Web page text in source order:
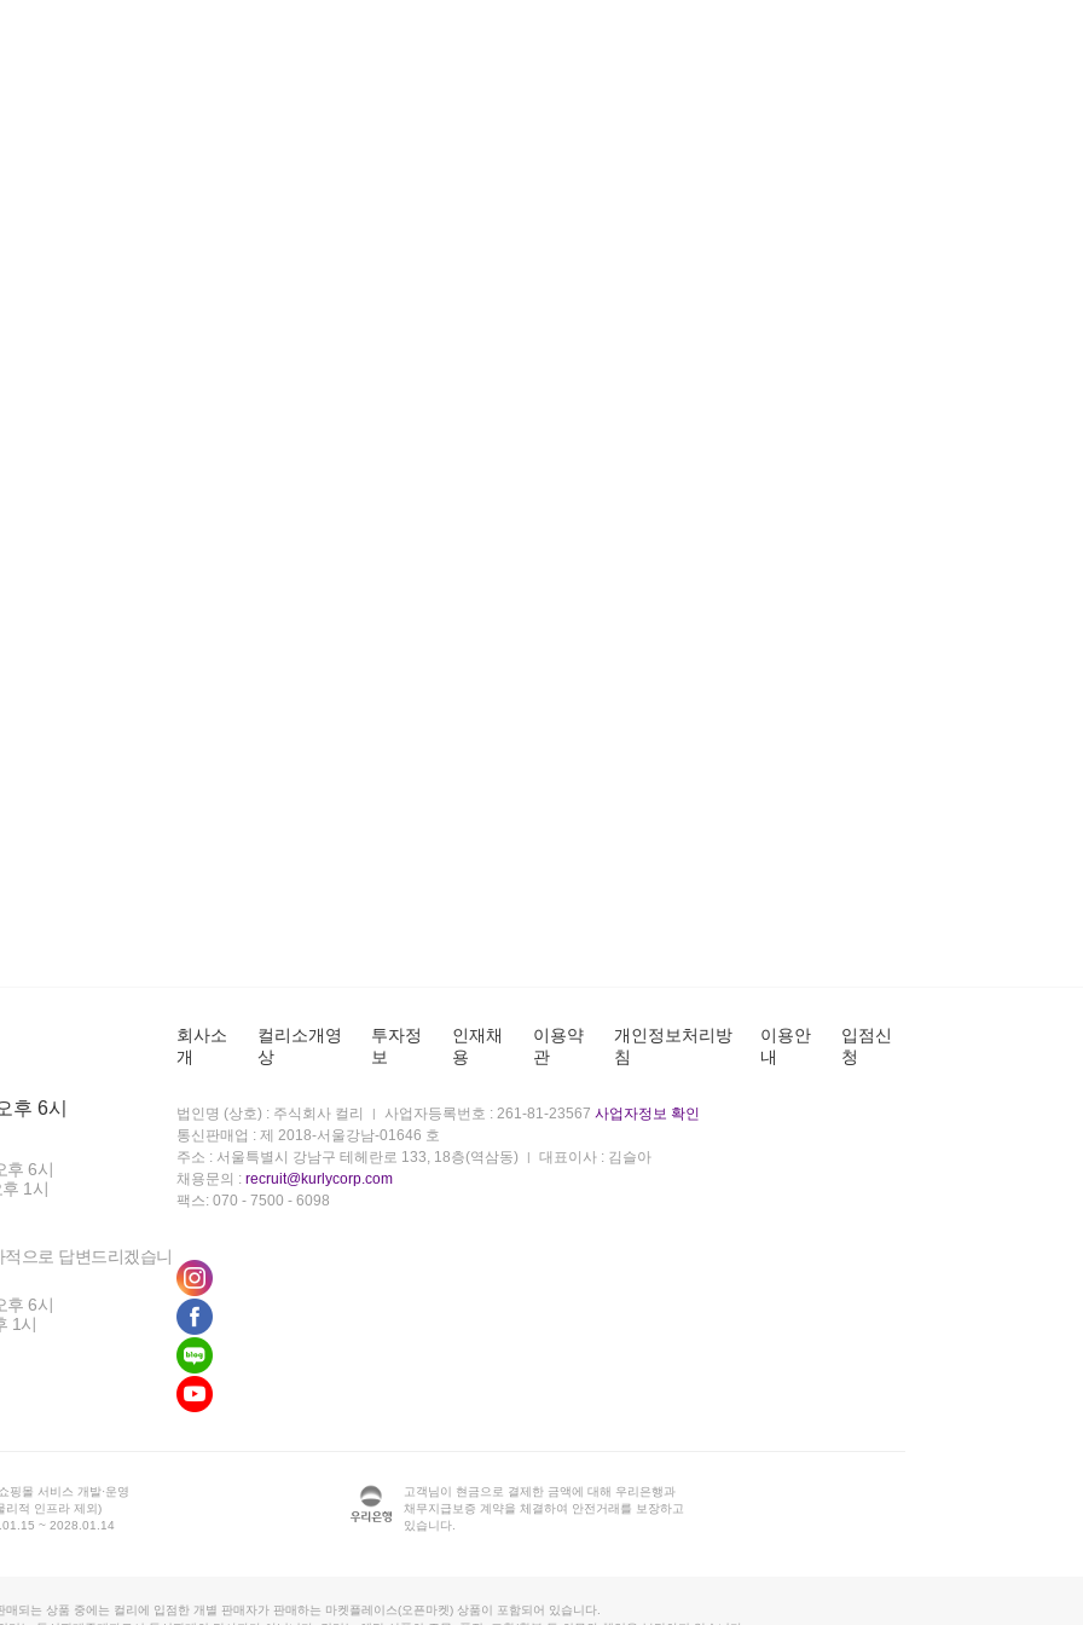
후 6시
후 6시
1시
으로 답변드리겠습니
후 6시
1시
회사소
개
컬리소개영
상
투자정
보
인재채
용
이용약
관
개인정보처리방
침
이용안
내
입점신
청
법인명 (상호) : 주식회사 컬리 사업자등록번호 : 261-81-23567 사업자정보 확인
통신판매업 : 제 2018-서울강남-01646 호
주소 : 서울특별시 강남구 테헤란로 133, 18층(역삼동)
대표이사 : 김슬아
채용문의 : recruit@kurlycorp.com
팩스: 070 - 7500 - 6098
핑몰 서비스 개발·운영
리적 인프라 제외)
~ 2028.01.14
고객님이 현금으로 결제한 금액에 대해 우리은행과
채무지급보증 계약을 체결하여 안전거래를 보장하고
있습니다.
매되는 상품 중에는 컬리에 입점한 개별 판매자가 판매하는 마켓플레이스(오픈마켓) 상품이 포함되어 있습니다.